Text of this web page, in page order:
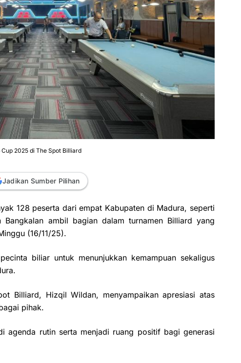
2025 di The Spot Billiard
Jadikan Sumber Pilihan
128 peserta dari empat Kabupaten di Madura, seperti
Bangkalan ambil bagian dalam turnamen Billiard yang
(16/11/25).
biliar untuk menunjukkan kemampuan sekaligus
Billiard, Hizqil Wildan, menyampaikan apresiasi atas
pihak.
agenda rutin serta menjadi ruang positif bagi generasi